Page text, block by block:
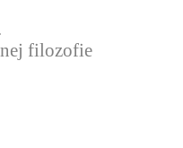
filozofie